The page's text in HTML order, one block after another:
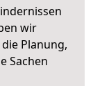
wir
Planung,
Sachen